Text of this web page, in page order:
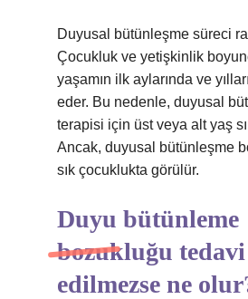
Duyusal bütünleşme süreci
Çocukluk ve yetişkinlik
yaşamın ilk aylarında ve
eder. Bu nedenle, duyusal
terapisi için üst veya alt yaş
Ancak, duyusal bütünleşme
sık çocuklukta görülür.
Duyu bütünleme
bozukluğu tedavi
edilmezse ne